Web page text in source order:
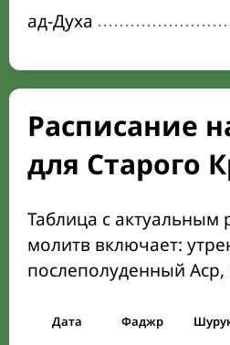
ад-Духа
Расписание
для Старого
Таблица с актуальным
молитв включает:
послеполуденный
Дата Фаджр